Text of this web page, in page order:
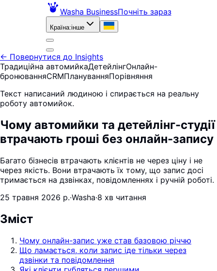
Washa BusinessПочніть зараз
Країна:інше
← Повернутися до Insights
Традиційна автомийкаДетейлінгОнлайн-
бронюванняCRMПлануванняПорівняння
Текст написаний людиною і спирається на реальну
роботу автомийок.
Чому автомийки та детейлінг-студії
втрачають гроші без онлайн-запису
Багато бізнесів втрачають клієнтів не через ціну і не
через якість. Вони втрачають їх тому, що запис досі
тримається на дзвінках, повідомленнях і ручній роботі.
25 травня 2026 р.·Washa·8 хв читання
Зміст
Чому онлайн-запис уже став базовою річчю
Що ламається, коли запис іде тільки через
дзвінки та повідомлення